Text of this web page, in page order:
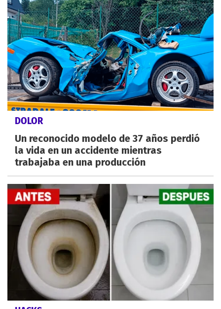
DOLOR
Un reconocido modelo de 37 años perdió
la vida en un accidente mientras
trabajaba en una producción